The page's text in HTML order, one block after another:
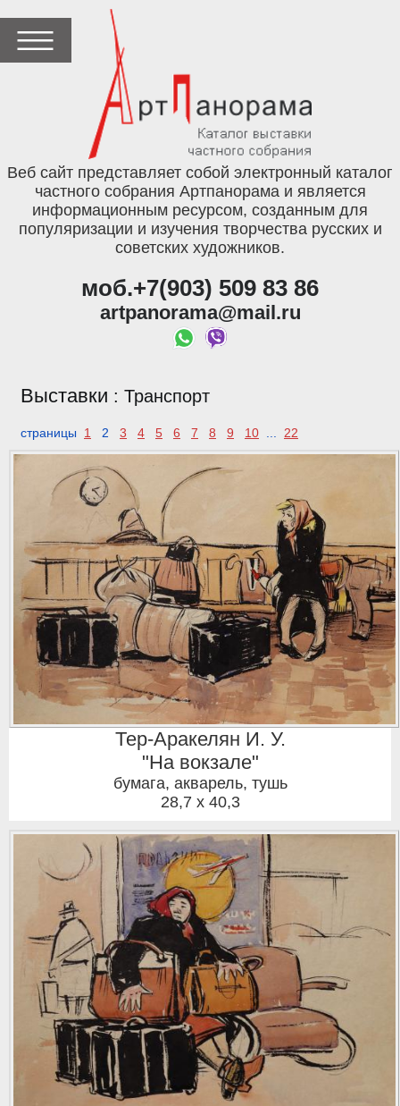
Веб сайт представляет собой электронный каталог
частного собрания Артпанорама и является
информационным ресурсом, созданным для
популяризации и изучения творчества русских и
советских художников.
моб.+7(903) 509 83 86
artpanorama@mail.ru
Выставки : Транспорт
страницы 1 2 3 4 5 6 7 8 9 10 ... 22
Тер-Аракелян И. У.
"На вокзале"
бумага, акварель, тушь
28,7 x 40,3